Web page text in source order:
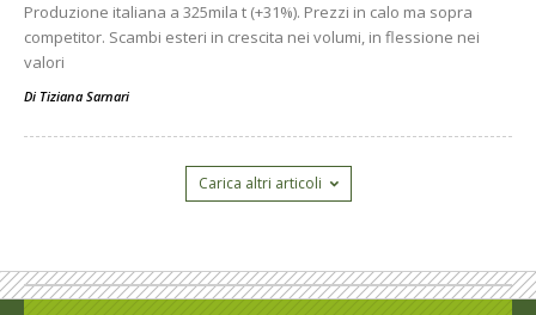
Produzione italiana a 325mila t (+31%). Prezzi in calo ma sopra
competitor. Scambi esteri in crescita nei volumi, in flessione nei
valori
Di Tiziana Sarnari
Carica altri articoli